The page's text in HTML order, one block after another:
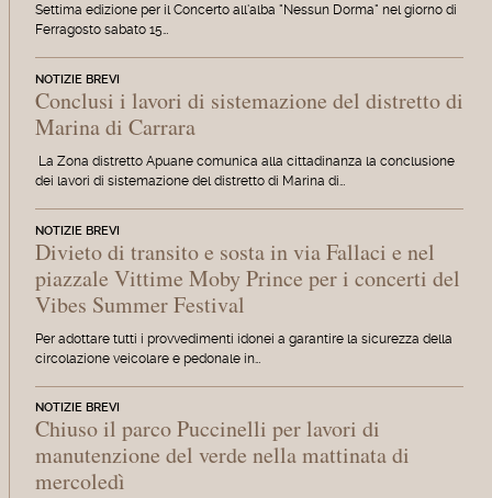
Settima edizione per il Concerto all'alba "Nessun Dorma" nel giorno di
Ferragosto sabato 15…
NOTIZIE BREVI
Conclusi i lavori di sistemazione del distretto di
Marina di Carrara
La Zona distretto Apuane comunica alla cittadinanza la conclusione
dei lavori di sistemazione del distretto di Marina di…
NOTIZIE BREVI
Divieto di transito e sosta in via Fallaci e nel
piazzale Vittime Moby Prince per i concerti del
Vibes Summer Festival
Per adottare tutti i provvedimenti idonei a garantire la sicurezza della
circolazione veicolare e pedonale in…
NOTIZIE BREVI
Chiuso il parco Puccinelli per lavori di
manutenzione del verde nella mattinata di
mercoledì